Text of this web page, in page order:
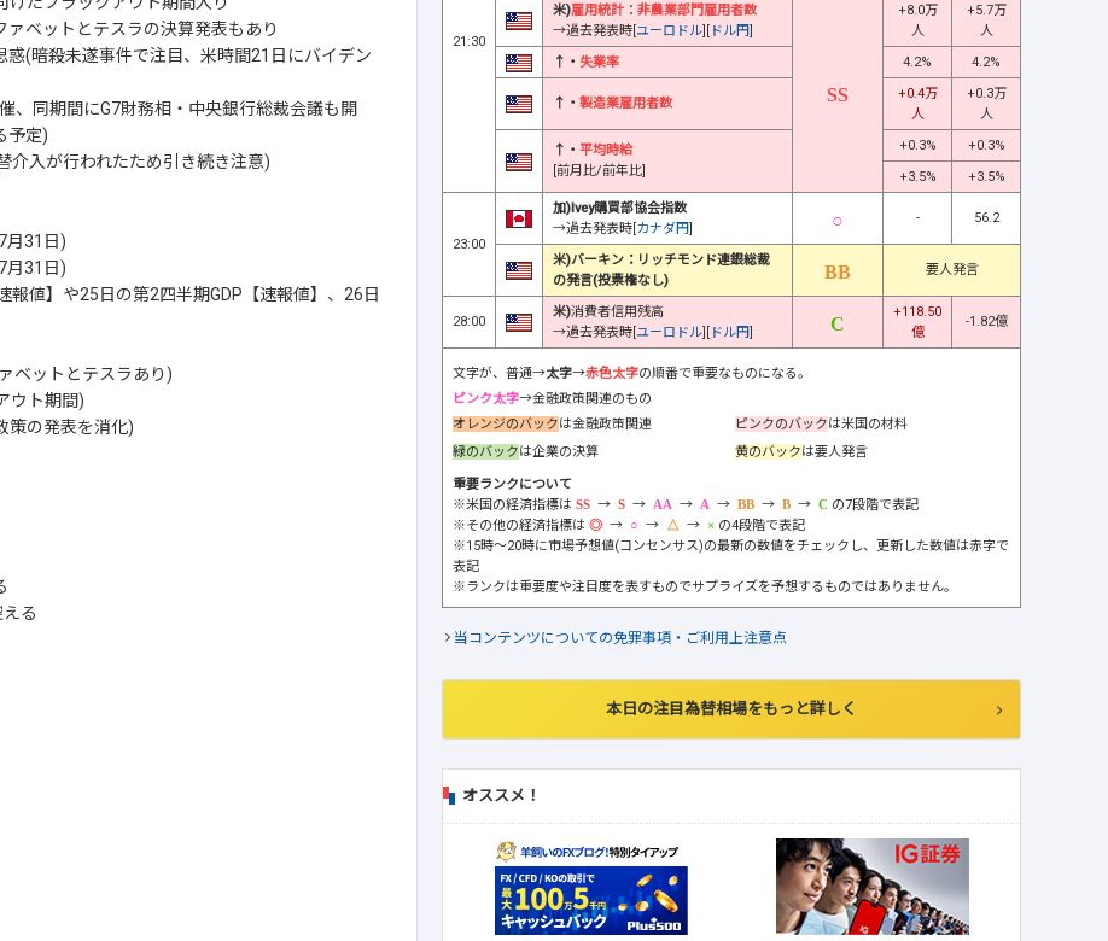
ベットとテスラの決算発表もあり
(暗殺未遂事件で注目、米時間21日にバイデン
、同期間にG7財務相・中央銀行総裁会議も開
予定)
介入が行われたため引き続き注意)
月31日)
月31日)
値】や25日の第2四半期GDP【速報値】、26日
ベットとテスラあり)
ウト期間)
策の発表を消化)
る
21:30
米)雇用統計 ： 非農業部門雇用者数
→過去発表時[ユーロドル][ ドル円]
+8.0万
人
+5.7万
人
↑・ 失業率 4.2% 4.2%
↑・ 製造業雇用者数
+0.4万
人
+0.3万
人
↑・ 平均時給
[前月比/前年比]
+0.3%
+0.3%
+3.5%
+3.5%
23:00
加)Ivey購買部協会指数
→過去発表時[カナダ円]
- 56.2
米)バーキン：リッチモンド連銀総裁
の発言(投票権なし)
要人発言
28:00
米)消費者信用残高
→過去発表時[ユーロドル][ ドル円]
+118.50
億
-1.82億
文字が、普通→太字→赤色太字の順番で重要なものになる。
ピンク太字→金融政策関連のもの
オレンジのバックは金融政策関連 ピンクのバックは米国の材料
緑のバックは企業の決算 黄のバックは要人発言
重要ランクについて
※米国の経済指標は
→ → → → → →
の7段階で表記
※その他の経済指標は
→ → →
の4段階で表記
※15時～20時に市場予想値(コンセンサス)の最新の数値をチェックし、更新した数値は赤字で
表記
※ランクは重要度や注目度を表すものでサプライズを予想するものではありません。
当コンテンツについての免罪事項・ご利用上注意点
本日の注目為替相場をもっと詳しく
オススメ！